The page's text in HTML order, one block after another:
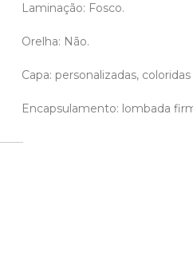
Laminação: Fosco.
Orelha: Não.
Capa: personalizadas,
Encapsulamento: lombada